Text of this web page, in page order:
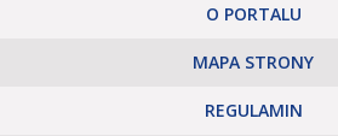
O PORTALU
MAPA STRONY
REGULAMIN